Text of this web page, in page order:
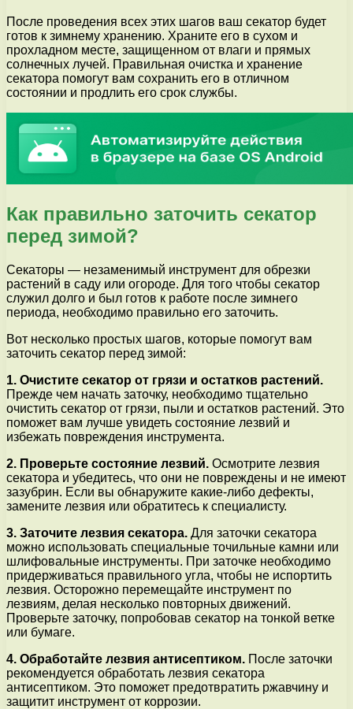
После проведения всех этих шагов ваш секатор будет
готов к зимнему хранению. Храните его в сухом и
прохладном месте, защищенном от влаги и прямых
солнечных лучей. Правильная очистка и хранение
секатора помогут вам сохранить его в отличном
состоянии и продлить его срок службы.
Как правильно заточить секатор
перед зимой?
Секаторы — незаменимый инструмент для обрезки
растений в саду или огороде. Для того чтобы секатор
служил долго и был готов к работе после зимнего
периода, необходимо правильно его заточить.
Вот несколько простых шагов, которые помогут вам
заточить секатор перед зимой:
1. Очистите секатор от грязи и остатков растений.
Прежде чем начать заточку, необходимо тщательно
очистить секатор от грязи, пыли и остатков растений. Это
поможет вам лучше увидеть состояние лезвий и
избежать повреждения инструмента.
2. Проверьте состояние лезвий. Осмотрите лезвия
секатора и убедитесь, что они не повреждены и не имеют
зазубрин. Если вы обнаружите какие-либо дефекты,
замените лезвия или обратитесь к специалисту.
3. Заточите лезвия секатора. Для заточки секатора
можно использовать специальные точильные камни или
шлифовальные инструменты. При заточке необходимо
придерживаться правильного угла, чтобы не испортить
лезвия. Осторожно перемещайте инструмент по
лезвиям, делая несколько повторных движений.
Проверьте заточку, попробовав секатор на тонкой ветке
или бумаге.
4. Обработайте лезвия антисептиком. После заточки
рекомендуется обработать лезвия секатора
антисептиком. Это поможет предотвратить ржавчину и
защитит инструмент от коррозии.